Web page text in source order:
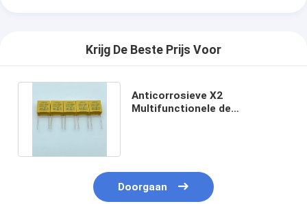
Krijg De Beste Prijs Voor
Anticorrosieve X2
Multifunctionele de
Doorgaan